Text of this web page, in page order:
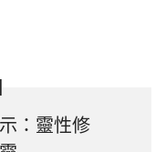
：靈性修